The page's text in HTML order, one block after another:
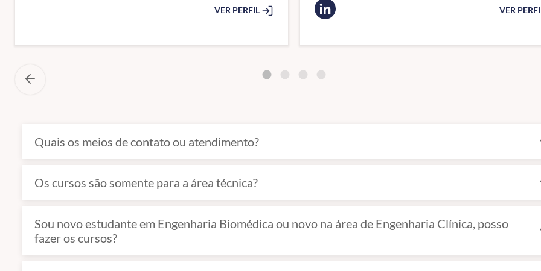
VER PERFIL VER
Quais os meios de contato ou atendimento?
Os cursos são somente para a área técnica?
Sou novo estudante em Engenharia Biomédica ou novo na área de Engenharia Clínica, posso
fazer os cursos?